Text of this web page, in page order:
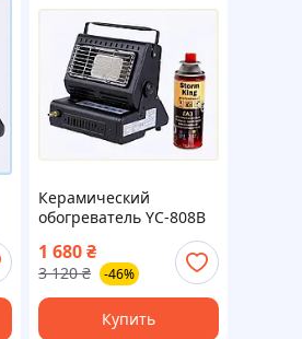
Керамический
обогреватель YC-808B
под большой и малый
баллон 90X00B69K2
1 680₴
3 120 ₴ -46%
Купить